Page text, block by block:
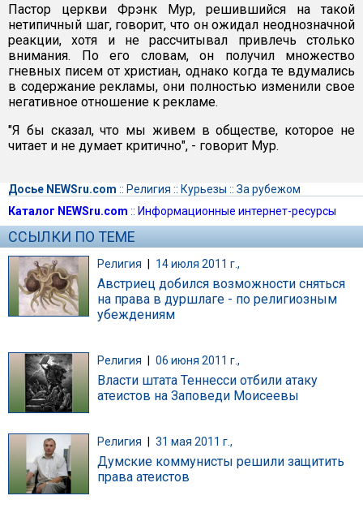
Пастор церкви Фрэнк Мур, решившийся на такой
нетипичный шаг, говорит, что он ожидал неоднозначной
реакции, хотя и не рассчитывал привлечь столько
внимания. По его словам, он получил множество
гневных писем от христиан, однако когда те вдумались
в содержание рекламы, они полностью изменили свое
негативное отношение к рекламе.
"Я бы сказал, что мы живем в обществе, которое не
читает и не думает критично", - говорит Мур.
Досье NEWSru.com :: Религия :: Курьезы :: За рубежом
Каталог NEWSru.com :: Информационные интернет-ресурсы
ССЫЛКИ ПО ТЕМЕ
Религия | 14 июля 2011 г.,
Австриец добился возможности сняться
на права в дуршлаге - по религиозным
убеждениям
Религия 06 июня 2011 г.,
Власти штата Теннесси отбили атаку
атеистов на Заповеди Моисеевы
Религия 31 мая 2011 г.,
Думские коммунисты решили защитить
права атеистов